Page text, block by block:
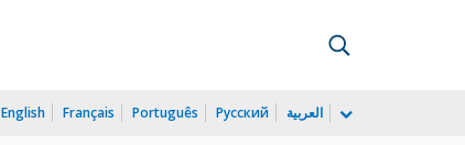
English Français Português Русский العربية